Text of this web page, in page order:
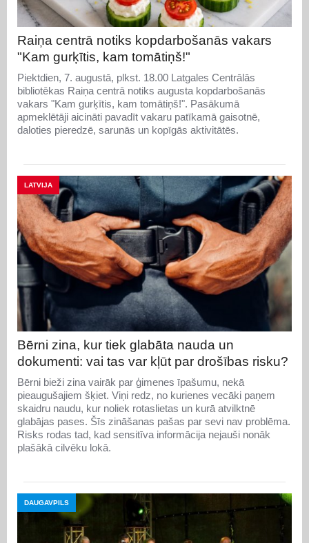
Raiņa centrā notiks kopdarbošanās vakars
"Kam gurķītis, kam tomātiņš!"
Piektdien, 7. augustā, plkst. 18.00 Latgales Centrālās
bibliotēkas Raiņa centrā notiks augusta kopdarbošanās
vakars "Kam gurķītis, kam tomātiņš!". Pasākumā
apmeklētāji aicināti pavadīt vakaru patīkamā gaisotnē,
daloties pieredzē, sarunās un kopīgās aktivitātēs.
LATVIJA
Bērni zina, kur tiek glabāta nauda un
dokumenti: vai tas var kļūt par drošības risku?
Bērni bieži zina vairāk par ģimenes īpašumu, nekā
pieaugušajiem šķiet. Viņi redz, no kurienes vecāki paņem
skaidru naudu, kur noliek rotaslietas un kurā atvilktnē
glabājas pases. Šīs zināšanas pašas par sevi nav problēma.
Risks rodas tad, kad sensitīva informācija nejauši nonāk
plašākā cilvēku lokā.
DAUGAVPILS